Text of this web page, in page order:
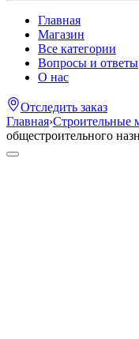
Главная
Магазин
Все категории
Вопросы и ответы
О нас
Отследить заказ
Главная›Строительные
общестроительного